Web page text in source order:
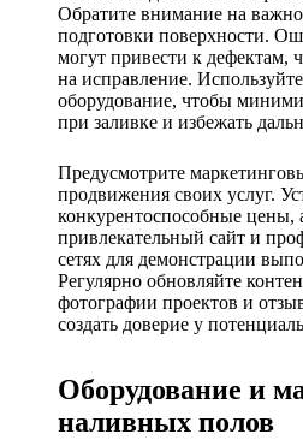
Обратите внимание на
подготовки поверхности.
могут привести к дефектам,
на исправление.
оборудование, чтобы
при заливке и избежать
Предусмотрите
продвижения своих услуг.
конкурентоспособные цены,
привлекательный сайт и
сетях для демонстрации
Регулярно обновляйте
фотографии проектов и
создать доверие у
Оборудование и
наливных полов